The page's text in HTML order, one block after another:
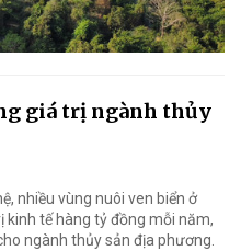
giá trị ngành thủy
nhiều vùng nuôi ven biển ở
kinh tế hàng tỷ đồng mỗi năm,
ngành thủy sản địa phương.